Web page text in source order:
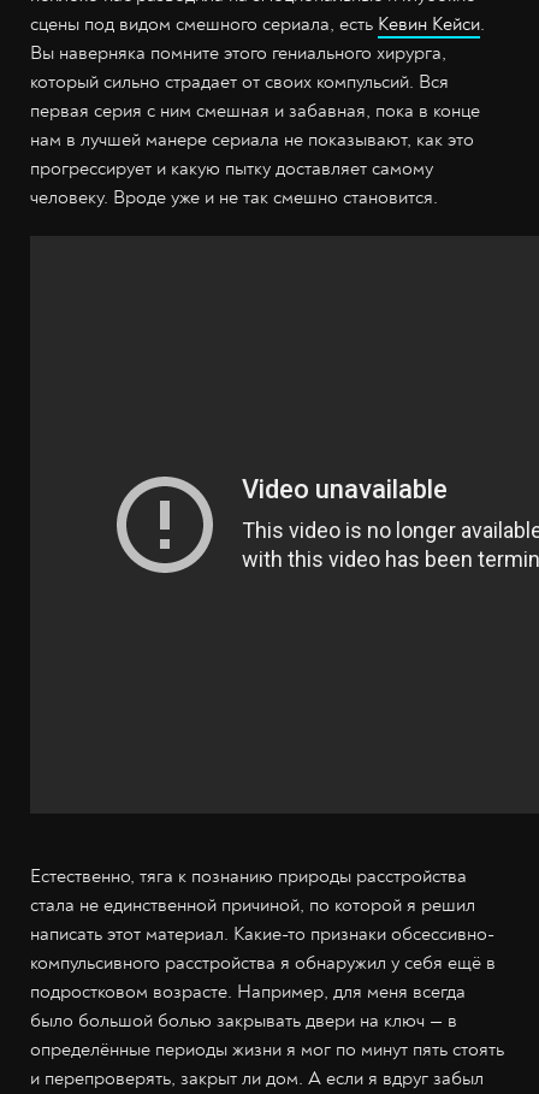
сцены под видом смешного сериала, есть Кевин Кейси.
Вы наверняка помните этого гениального хирурга,
который сильно страдает от своих компульсий. Вся
первая серия с ним смешная и забавная, пока в конце
нам в лучшей манере сериала не показывают, как это
прогрессирует и какую пытку доставляет самому
человеку. Вроде уже и не так смешно становится.
Естественно, тяга к познанию природы расстройства
стала не единственной причиной, по которой я решил
написать этот материал. Какие-то признаки обсессивно-
компульсивного расстройства я обнаружил у себя ещё в
подростковом возрасте. Например, для меня всегда
было большой болью закрывать двери на ключ — в
определённые периоды жизни я мог по минут пять стоять
и перепроверять, закрыт ли дом. А если я вдруг забыл